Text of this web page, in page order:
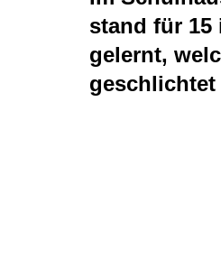
stand für 15
gelernt,
geschlichtet